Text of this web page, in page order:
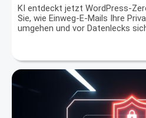
KI entdeckt jetzt WordPress-
Sie, wie Einweg-E-Mails Ihre
umgehen und vor Datenlecks